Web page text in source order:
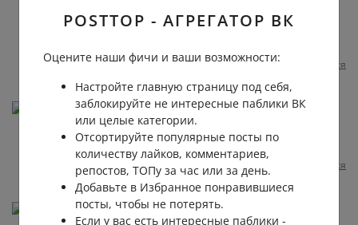
появляется 😁😁
2 несколько месяцев назад
Пожаловаться
Delu Lu
Пусть суд только сам назначит эксперта.
2 несколько месяцев назад 0 0
Пожаловаться
Игорь Игорь
POSTTOP - АГРЕГАТОР ВК
Оцените наши фичи и ваши возможности:
Настройте главную страницу под себя,
заблокируйте не интересные паблики ВК
или целые категории.
Отсортируйте популярные посты по
количеству лайков, комментариев,
репостов, ТОПу за час или за день.
Добавьте в Избранное понравившиеся
посты, чтобы не потерять.
Если у вас есть интересные паблики -